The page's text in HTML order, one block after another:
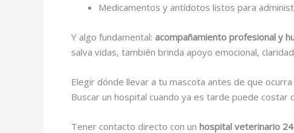
Medicamentos y antídotos listos para
Y algo fundamental: acompañamiento profesional y
salva vidas, también brinda apoyo emocional,
Elegir dónde llevar a tu mascota antes de que
Buscar un hospital cuando ya es tarde puede costar
Tener contacto directo con un hospital veterinario